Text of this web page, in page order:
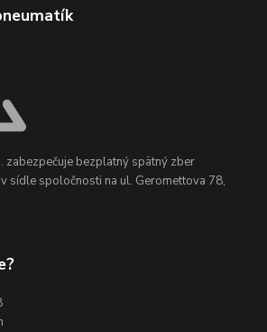
zabezpečuje bezplatný spätný zber
sídle spoločnosti na ul. Geromettova 78,